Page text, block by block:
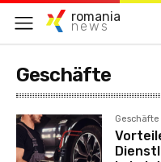
romania
news
Geschäfte
Geschäfte